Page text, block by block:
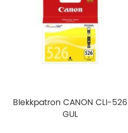
Blekkpatron CANON CLI-526
GUL